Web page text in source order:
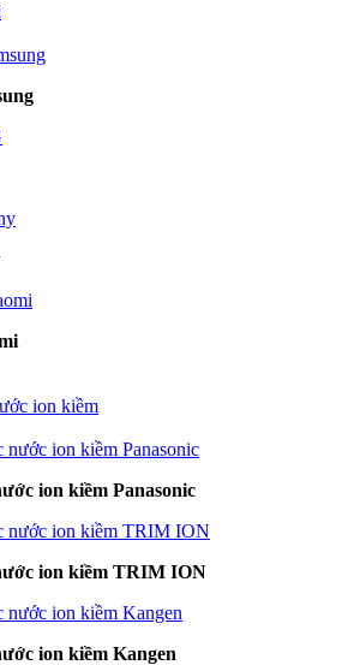
ion kiềm
ion kiềm Panasonic
ion kiềm TRIM ION
ion kiềm Kangen